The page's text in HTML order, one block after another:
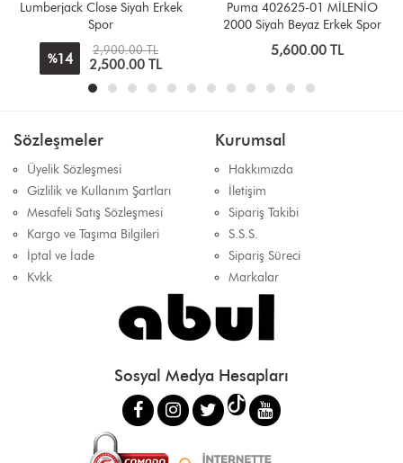
Puma 402625-01 MİLENİO
2000 Siyah Beyaz Erkek Spor
Ayakkabı
5,600.00 TL
Puma 405506 03 ANZARUN
LİTE Beyaz Erkek Spor
4,000.00 TL
Sözleşmeler
Üyelik Sözleşmesi
Gizlilik ve Kullanım Şartları
Mesafeli Satış Sözleşmesi
Kargo ve Taşıma Bilgileri
İptal ve İade
Kvkk
Kurumsal
Hakkımızda
İletişim
Sipariş Takibi
S.S.S.
Sipariş Süreci
Markalar
Sosyal Medya Hesapları